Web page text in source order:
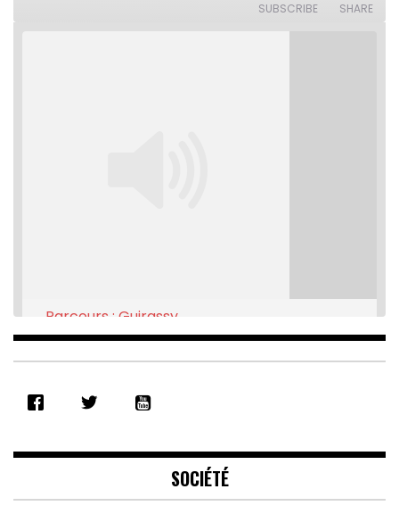
SUBSCRIBE SHARE
RSS FEED
EMBED
Parcours : Guirassy
Feb 16, 2021 • 28:08
SOCIÉTÉ